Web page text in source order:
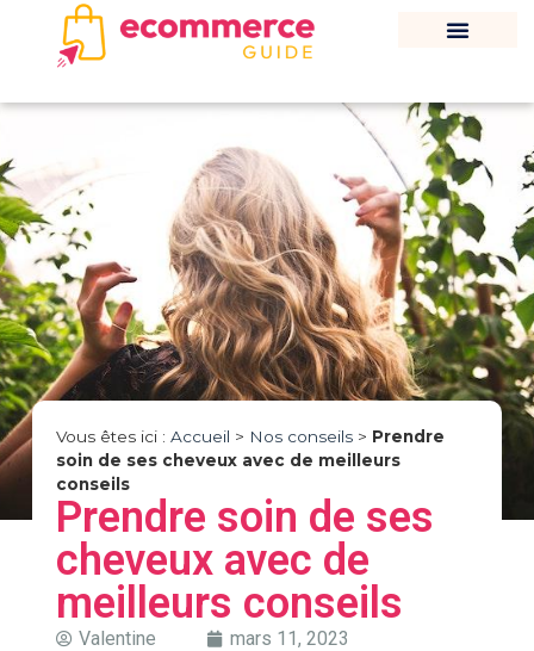
Vous êtes ici : Accueil > Nos conseils> Prendre
soin de ses cheveux avec de meilleurs
conseils
Prendre soin de ses
cheveux avec de
meilleurs conseils
Valentine mars 11, 2023